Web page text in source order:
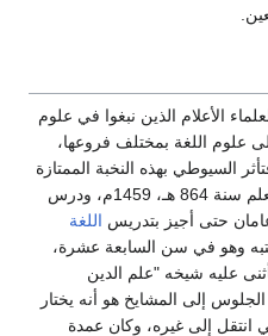
الأعلام الذين نبغوا في علوم
علوم اللغة بمختلف فروعها،
السيوطي بهذه النخبة الممتازة
ودرس
حتى أجيز بتدريس اللغة
وهو في سن السابعة عشرة،
عليه شيخه "علم الدين
إلى المشايخ هو أنه يختار
انتقل إلى غيره، وكان عمدة